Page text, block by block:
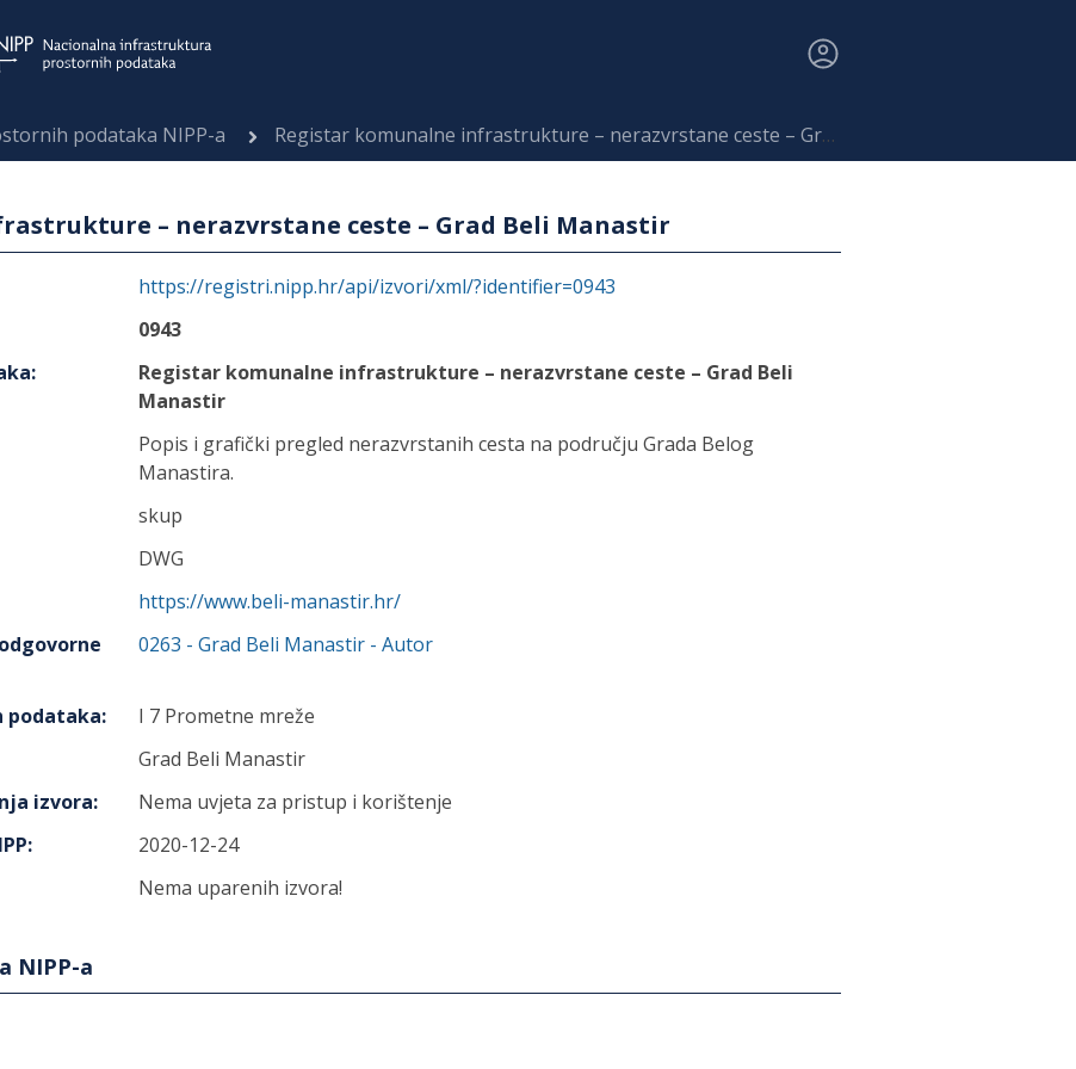
podataka NIPP-a Registar komunalne infrastrukture – nerazvrstane ceste – Grad Beli Manastir
– nerazvrstane ceste – Grad Beli Manastir
https://registri.nipp.hr/api/izvori/xml/?identifier=0943
0943
:
Registar komunalne infrastrukture – nerazvrstane ceste – Grad Beli
Manastir
Popis i grafički pregled nerazvrstanih cesta na području Grada Belog
Manastira.
skup
DWG
https://www.beli-manastir.hr/
0263 - Grad Beli Manastir - Autor
podataka:
I 7 Prometne mreže
Grad Beli Manastir
izvora:
Nema uvjeta za pristup i korištenje
:
2020-12-24
Nema uparenih izvora!
NIPP-a